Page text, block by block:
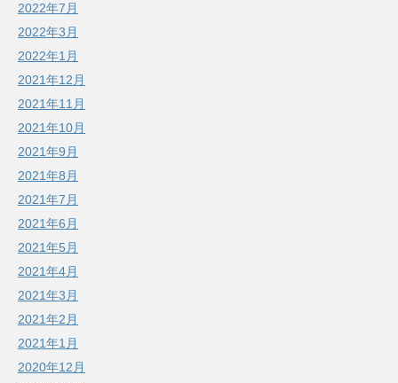
2022年7月
2022年3月
2022年1月
2021年12月
2021年11月
2021年10月
2021年9月
2021年8月
2021年7月
2021年6月
2021年5月
2021年4月
2021年3月
2021年2月
2021年1月
2020年12月